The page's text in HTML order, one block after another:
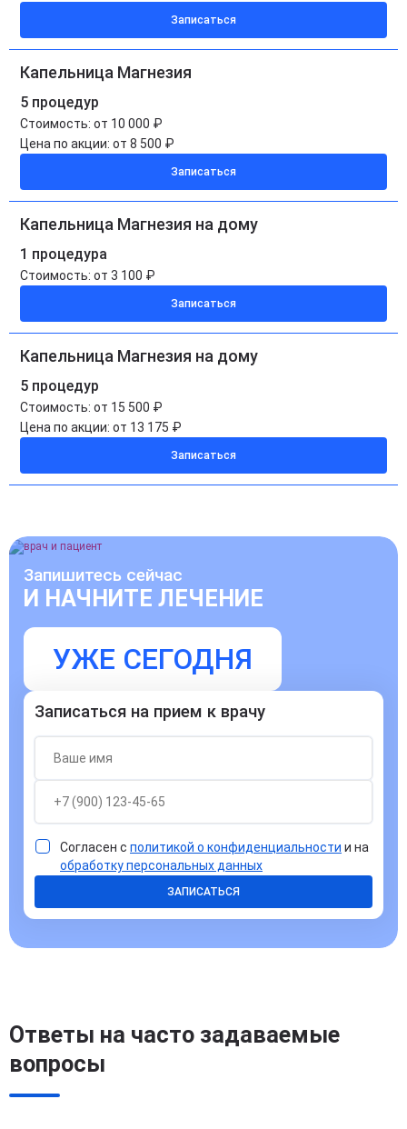
Записаться
Капельница Магнезия
5 процедур
Стоимость: от 10 000 ₽
Цена по акции: от 8 500 ₽
Записаться
Капельница Магнезия на дому
1 процедура
Стоимость: от 3 100 ₽
Записаться
Капельница Магнезия на дому
5 процедур
Стоимость: от 15 500 ₽
Цена по акции: от 13 175 ₽
Записаться
Запишитесь сейчас
И НАЧНИТЕ ЛЕЧЕНИЕ
УЖЕ СЕГОДНЯ
Записаться на прием к врачу
Согласен с политикой о конфиденциальности и на
обработку персональных данных
ЗАПИСАТЬСЯ
Ответы на часто задаваемые
вопросы